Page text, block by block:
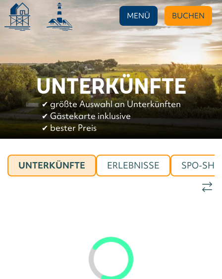
MENÜ BUCHEN
UNTERKÜNFTE
✔︎größte Auswahl an Unterkünften
✔︎Gästekarte inklusive
✔︎ bester Preis
UNTERKÜNFTE ERLEBNISSE SPO-